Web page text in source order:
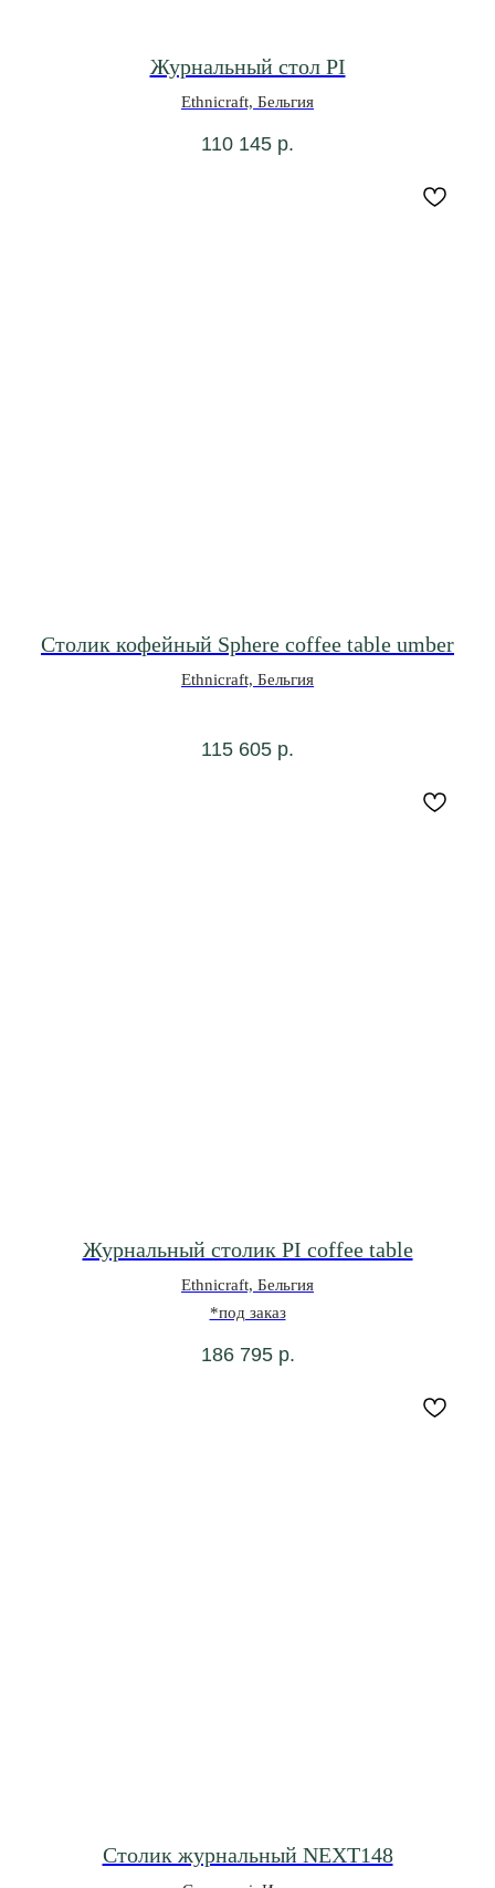
Журнальный стол PI
Ethnicraft, Бельгия
110 145 р.
Столик кофейный Sphere coffee table umber
Ethnicraft, Бельгия
115 605 р.
Журнальный столик PI coffee table
Ethnicraft, Бельгия
*под заказ
186 795 р.
Столик журнальный NEXT148